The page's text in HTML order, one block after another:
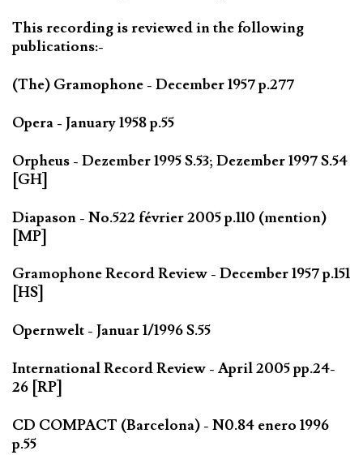
This recording is reviewed in the following
publications:-
(The) Gramophone - December 1957 p.277
Opera - January 1958 p.55
Orpheus - Dezember 1995 S.53; Dezember 1997 S.54
[GH]
Diapason - No.522 février 2005 p.110 (mention)
[MP]
Gramophone Record Review - December 1957 p.151
[HS]
Opernwelt - Januar 1/1996 S.55
International Record Review - April 2005 pp.24-
26 [RP]
CD COMPACT (Barcelona) - N0.84 enero 1996
p.55